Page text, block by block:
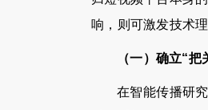
响，则可激发技术
（一）确立“
在智能传播研